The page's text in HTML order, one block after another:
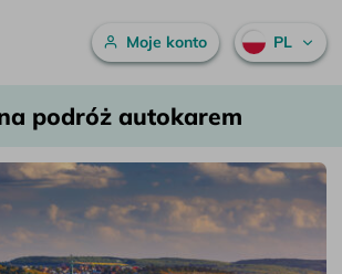
– bilety.pl
Menu główne
Moje konto PL
podróż autokarem